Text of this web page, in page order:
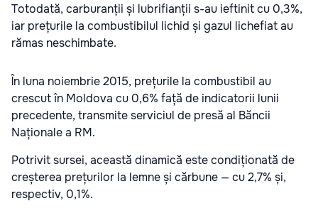
Totodată, carburanții și lubrifianții s-au ieftinit cu 0,3%,
iar prețurile la combustibilul lichid și gazul lichefiat au
rămas neschimbate.
În luna noiembrie 2015, prețurile la combustibil au
crescut în Moldova cu 0,6% față de indicatorii lunii
precedente, transmite serviciul de presă al Băncii
Naționale a RM.
Potrivit sursei, această dinamică este condiționată de
creșterea prețurilor la lemne și cărbune — cu 2,7% și,
respectiv, 0,1%.